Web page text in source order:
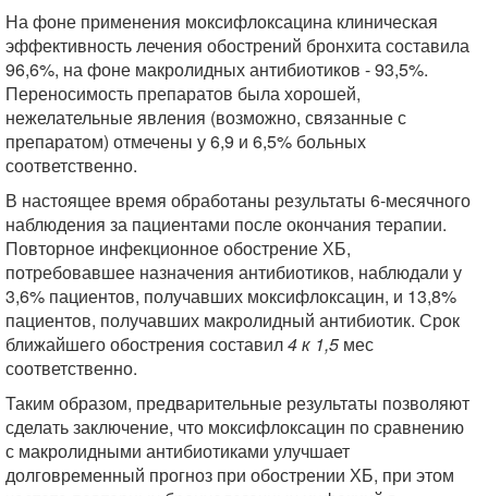
На фоне применения моксифлоксацина клиническая
эффективность лечения обострений бронхита составила
96,6%, на фоне макролидных антибиотиков - 93,5%.
Переносимость препаратов была хорошей,
нежелательные явления (возможно, связанные с
препаратом) отмечены у 6,9 и 6,5% больных
соответственно.
В настоящее время обработаны результаты 6-месячного
наблюдения за пациентами после окончания терапии.
Повторное инфекционное обострение ХБ,
потребовавшее назначения антибиотиков, наблюдали у
3,6% пациентов, получавших моксифлоксацин, и 13,8%
пациентов, получавших макролидный антибиотик. Срок
ближайшего обострения составил4 к 1,5 мес
соответственно.
Таким образом, предварительные результаты позволяют
сделать заключение, что моксифлоксацин по сравнению
с макролидными антибиотиками улучшает
долговременный прогноз при обострении ХБ, при этом